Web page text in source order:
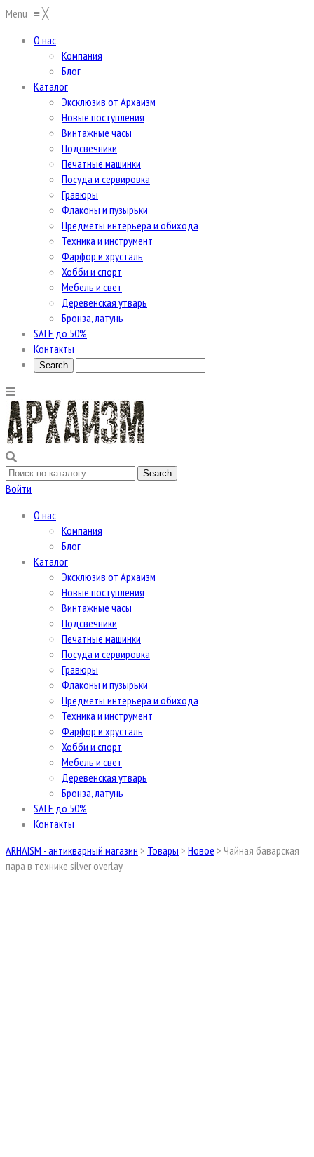
Menu ≡╳
О нас
Компания
Блог
Каталог
Эксклюзив от Архаизм
Новые поступления
Винтажные часы
Подсвечники
Печатные машинки
Посуда и сервировка
Гравюры
Флаконы и пузырьки
Предметы интерьера и обихода
Техника и инструмент
Фарфор и хрусталь
Хобби и спорт
Мебель и свет
Деревенская утварь
Бронза, латунь
SALE до 50%
Контакты
Войти
О нас
Компания
Блог
Каталог
Эксклюзив от Архаизм
Новые поступления
Винтажные часы
Подсвечники
Печатные машинки
Посуда и сервировка
Гравюры
Флаконы и пузырьки
Предметы интерьера и обихода
Техника и инструмент
Фарфор и хрусталь
Хобби и спорт
Мебель и свет
Деревенская утварь
Бронза, латунь
SALE до 50%
Контакты
ARHAISM - антикварный магазин > Товары > Новое > Чайная баварская
пара в технике silver overlay